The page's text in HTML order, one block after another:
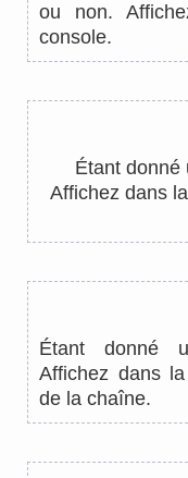
ou non.
console.
Étant donné
Affichez dans
Étant donné
Affichez dans
de la chaîne.